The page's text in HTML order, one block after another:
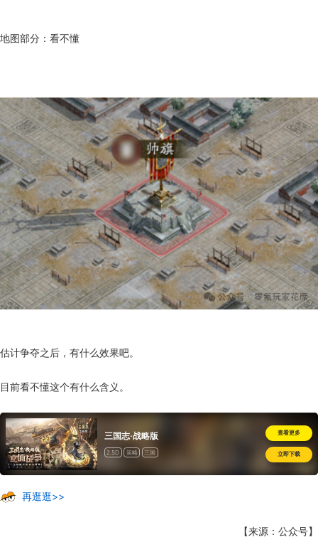
地图部分：看不懂
估计争夺之后，有什么效果吧。
目前看不懂这个有什么含义。
三国志·战略版
2.5D 策略 三国
查看更多
立即下载
再逛逛>>
【来源：公众号】